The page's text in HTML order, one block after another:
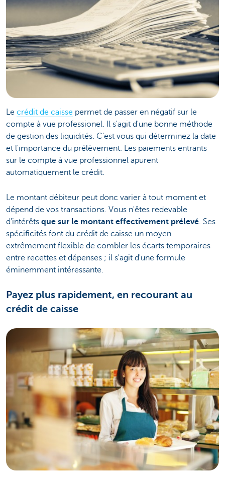
Le crédit de caisse permet de passer en négatif sur le
compte à vue professionel. Il s'agit d'une bonne méthode
de gestion des liquidités. C'est vous qui déterminez la date
et l'importance du prélèvement. Les paiements entrants
sur le compte à vue professionnel apurent
automatiquement le crédit.
Le montant débiteur peut donc varier à tout moment et
dépend de vos transactions. Vous n'êtes redevable
d'intérêts que sur le montant effectivement prélevé. Ses
spécificités font du crédit de caisse un moyen
extrêmement flexible de combler les écarts temporaires
entre recettes et dépenses ; il s'agit d'une formule
éminemment intéressante.
Payez plus rapidement, en recourant au
crédit de caisse